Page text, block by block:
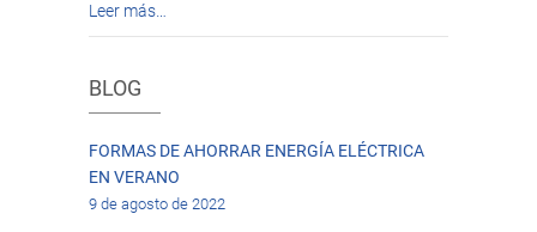
Leer más…
BLOG
FORMAS DE AHORRAR ENERGÍA ELÉCTRICA
EN VERANO
9 de agosto de 2022